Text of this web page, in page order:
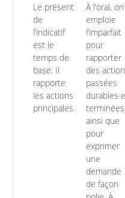
Le présent
de
l’indicatif
est le
temps de
base. Il
rapporte
les actions
principales.
À l’oral, on
emploie
l’imparfait
pour
rapporter
des
passées
durables
terminées
ainsi que
pour
exprimer
une
demande
de façon